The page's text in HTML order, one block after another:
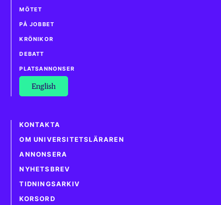
MÖTET
PÅ JOBBET
KRÖNIKOR
DEBATT
PLATSANNONSER
English
KONTAKTA
OM UNIVERSITETSLÄRAREN
ANNONSERA
NYHETSBREV
TIDNINGSARKIV
KORSORD